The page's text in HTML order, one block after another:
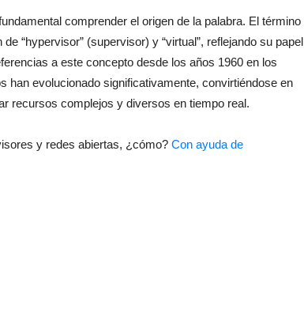
comprender el origen de la palabra. El término
“hypervisor” (supervisor) y “virtual”, reflejando su papel
a este concepto desde los años 1960 en los
han evolucionado significativamente, convirtiéndose en
recursos complejos y diversos en tiempo real.
y redes abiertas, ¿cómo? Con ayuda de